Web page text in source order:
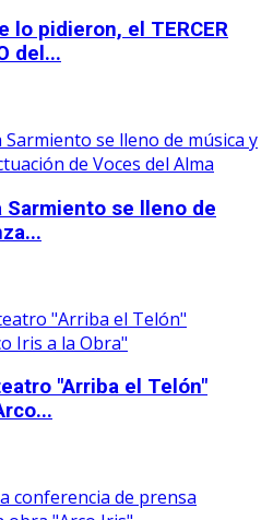
lo pidieron, el TERCER
del...
Sarmiento se lleno de
"Arriba el Telón"